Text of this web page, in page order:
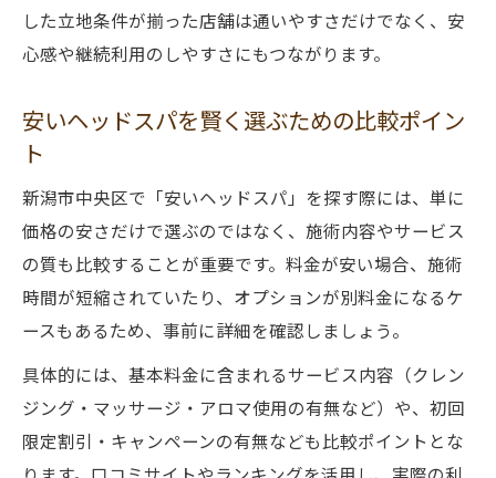
した立地条件が揃った店舗は通いやすさだけでなく、安
心感や継続利用のしやすさにもつながります。
安いヘッドスパを賢く選ぶための比較ポイン
ト
新潟市中央区で「安いヘッドスパ」を探す際には、単に
価格の安さだけで選ぶのではなく、施術内容やサービス
の質も比較することが重要です。料金が安い場合、施術
時間が短縮されていたり、オプションが別料金になるケ
ースもあるため、事前に詳細を確認しましょう。
具体的には、基本料金に含まれるサービス内容（クレン
ジング・マッサージ・アロマ使用の有無など）や、初回
限定割引・キャンペーンの有無なども比較ポイントとな